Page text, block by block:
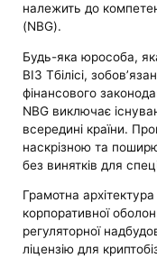
належить до
(NBG).
Будь-яка юрособа,
ВІЗ Тбілісі,
фінансового
NBG виключає
всередині країни.
наскрізною та
без винятків для
Грамотна
корпоративної
регуляторної
ліцензію для